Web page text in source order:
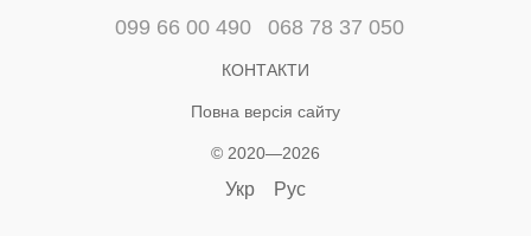
099 66 00 490 068 78 37 050
КОНТАКТИ
Повна версія сайту
© 2020—2026
Укр Рус